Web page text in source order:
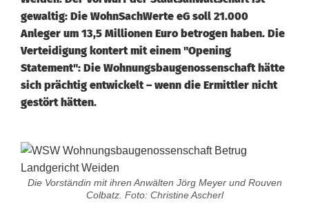
gewaltig: Die WohnSachWerte eG soll 21.000
Anleger um 13,5 Millionen Euro betrogen haben. Die
Verteidigung kontert mit einem "Opening
Statement": Die Wohnungsbaugenossenschaft hätte
sich prächtig entwickelt – wenn die Ermittler nicht
gestört hätten.
P
Die Vorständin mit ihren Anwälten Jörg Meyer und Rouven
Colbatz. Foto: Christine Ascherl